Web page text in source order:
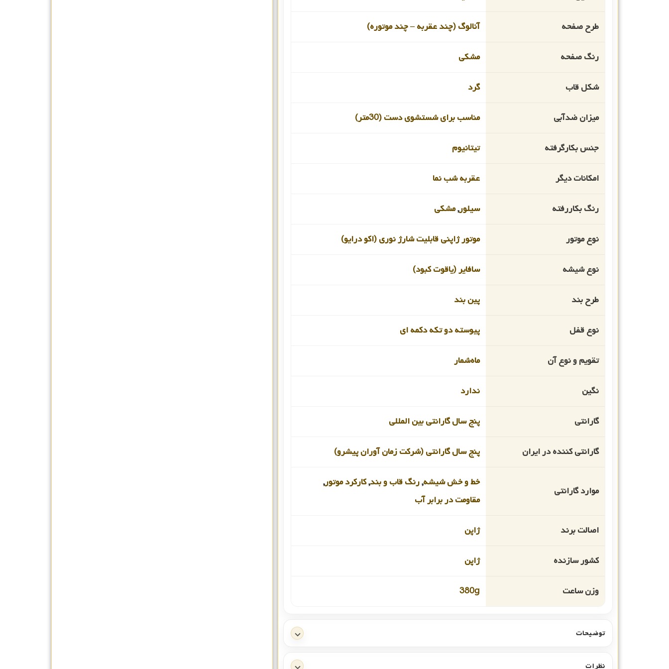
طرح صفحه آنالوگ (چند عقربه – چند موتوره)
رنگ صفحه مشکی
شکل قاب گرد
میزان ضدآبی مناسب برای شستشوی دست (30متر)
جنس بکارگرفته تیتانیوم
امکانات دیگر عقربه شب نما
رنگ بکاررفته سیلور,مشکی
نوع موتور موتور ژاپنی قابلیت شارژ نوری (اکو درایو)
نوع شیشه سافایر (یاقوت کبود)
طرح بند پین بند
نوع قفل پیوسته دو تکه دکمه ای
تقویم و نوع آن ماه‌شمار
نگین ندارد
گارانتی پنج سال گارانتی بین المللی
گارانتی کننده در ایران پنج سال گارانتی (شرکت زمان آوران پیشرو)
موارد گارانتی
خط و خش شیشه,رنگ قاب و بند,کارکرد موتور,
مقاومت در برابر آب
اصالت برند ژاپن
کشور سازنده ژاپن
وزن ساعت 380g
توضیحات
نظرات